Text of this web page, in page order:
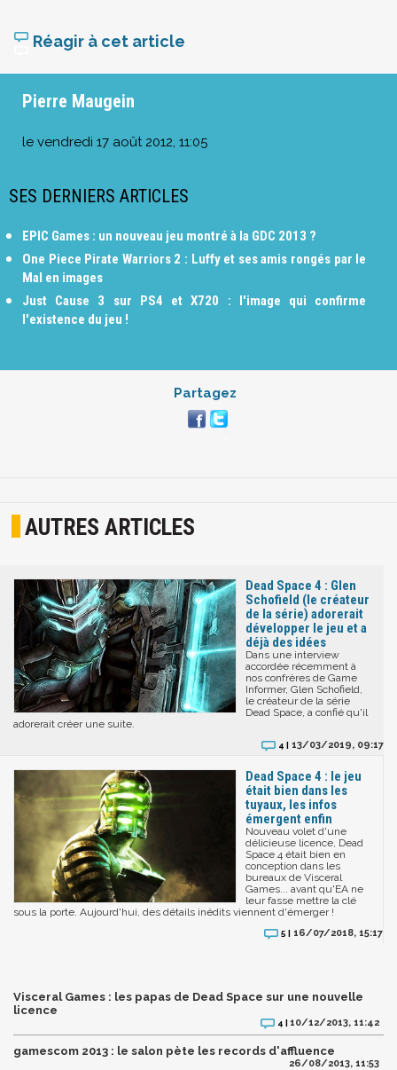
Réagir à cet article
Pierre Maugein
le vendredi 17 août 2012, 11:05
SES DERNIERS ARTICLES
EPIC Games : un nouveau jeu montré à la GDC 2013 ?
One Piece Pirate Warriors 2 : Luffy et ses amis rongés par le
Mal en images
Just Cause 3 sur PS4 et X720 : l'image qui confirme
l'existence du jeu !
Partagez
AUTRES ARTICLES
Dead Space 4 : Glen
Schofield (le créateur
de la série) adorerait
développer le jeu et a
déjà des idées
Dans une interview
accordée récemment à
nos confrères de Game
Informer, Glen Schofield,
le créateur de la série
Dead Space, a confié qu'il
adorerait créer une suite.
4 | 13/03/2019, 09:17
Dead Space 4 : le jeu
était bien dans les
tuyaux, les infos
émergent enfin
Nouveau volet d'une
délicieuse licence, Dead
Space 4 était bien en
conception dans les
bureaux de Visceral
Games... avant qu'EA ne
leur fasse mettre la clé
sous la porte. Aujourd'hui, des détails inédits viennent d'émerger !
5 | 16/07/2018, 15:17
Visceral Games : les papas de Dead Space sur une nouvelle
licence
4 |10/12/2013, 11:42
gamescom 2013 : le salon pète les records d'affluence
26/08/2013, 11:53